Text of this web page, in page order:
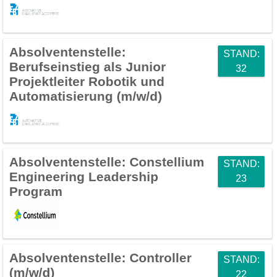
Absolventenstelle:
Berufseinstieg als Junior
Projektleiter Robotik und
Automatisierung (m/w/d)
STAND:
32
Absolventenstelle: Constellium
Engineering Leadership
Program
STAND:
23
Absolventenstelle: Controller
(m/w/d)
STAND:
22